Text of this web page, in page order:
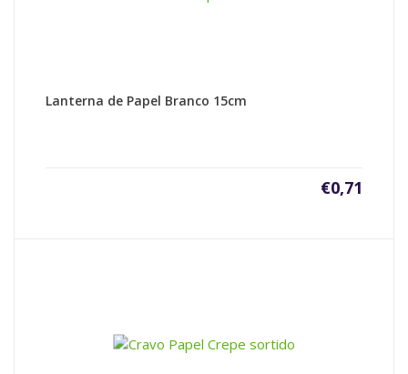
Lanterna de Papel Branco 15cm
€0,71